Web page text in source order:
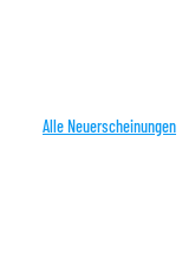
Alle Neuerscheinungen